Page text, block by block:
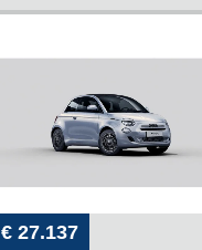
€ 27.137